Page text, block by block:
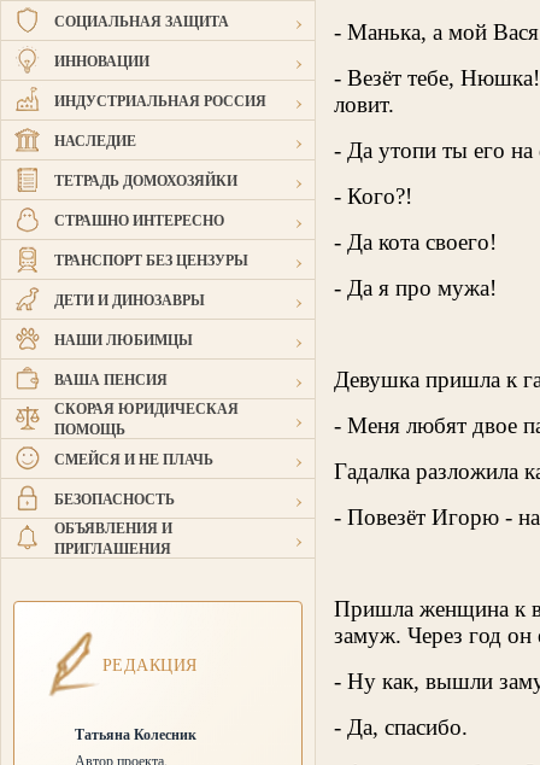
СОЦИАЛЬНАЯ ЗАЩИТА ›
ИННОВАЦИИ ›
ИНДУСТРИАЛЬНАЯ РОССИЯ ›
НАСЛЕДИЕ ›
ТЕТРАДЬ ДОМОХОЗЯЙКИ ›
СТРАШНО ИНТЕРЕСНО ›
ТРАНСПОРТ БЕЗ ЦЕНЗУРЫ ›
ДЕТИ И ДИНОЗАВРЫ ›
НАШИ ЛЮБИМЦЫ ›
ВАША ПЕНСИЯ ›
СКОРАЯ ЮРИДИЧЕСКАЯ
ПОМОЩЬ
›
СМЕЙСЯ И НЕ ПЛАЧЬ ›
БЕЗОПАСНОСТЬ ›
ОБЪЯВЛЕНИЯ И
ПРИГЛАШЕНИЯ
›
РЕДАКЦИЯ
Татьяна Колесник
Автор проекта,
- Манька, а мой Вася
- Везёт тебе,
ловит.
- Да утопи ты его
- Кого?!
- Да кота своего!
- Да я про мужа!
Девушка пришла к
- Меня любят двое
Гадалка разложила
- Повезёт Игорю -
Пришла женщина к
замуж. Через год он
- Ну как, вышли
- Да, спасибо.